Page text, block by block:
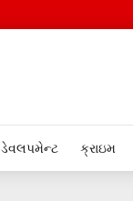
ડેવલપમેન્ટ ક્રાઇમ